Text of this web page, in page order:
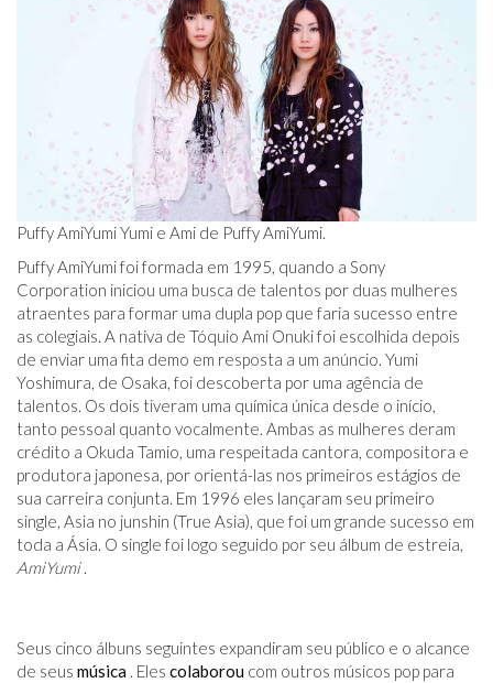
Puffy AmiYumi Yumi e Ami de Puffy AmiYumi.
Puffy AmiYumi foi formada em 1995, quando a Sony
Corporation iniciou uma busca de talentos por duas mulheres
atraentes para formar uma dupla pop que faria sucesso entre
as colegiais. A nativa de Tóquio Ami Onuki foi escolhida depois
de enviar uma fita demo em resposta a um anúncio. Yumi
Yoshimura, de Osaka, foi descoberta por uma agência de
talentos. Os dois tiveram uma química única desde o início,
tanto pessoal quanto vocalmente. Ambas as mulheres deram
crédito a Okuda Tamio, uma respeitada cantora, compositora e
produtora japonesa, por orientá-las nos primeiros estágios de
sua carreira conjunta. Em 1996 eles lançaram seu primeiro
single, Asia no junshin (True Asia), que foi um grande sucesso em
toda a Ásia. O single foi logo seguido por seu álbum de estreia,
AmiYumi.
Seus cinco álbuns seguintes expandiram seu público e o alcance
de seus música . Eles colaborou com outros músicos pop para